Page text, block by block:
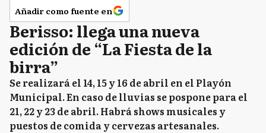
Añadir como fuente en
Berisso: llega una nueva
edición de “La Fiesta de la
birra”
Se realizará el 14, 15 y 16 de abril en el Playón
Municipal. En caso de lluvias se pospone para el
21, 22 y 23 de abril. Habrá shows musicales y
puestos de comida y cervezas artesanales.